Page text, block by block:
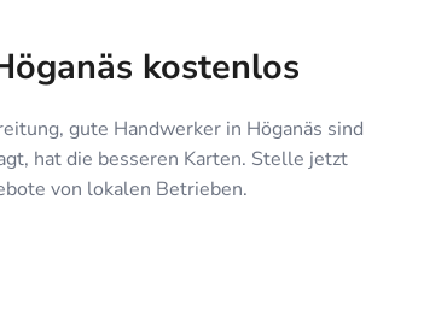
kostenlos
gute Handwerker in Höganäs sind
hat die besseren Karten. Stelle jetzt
von lokalen Betrieben.